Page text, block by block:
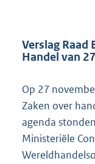
Verslag Raad
Handel van
Op 27
Zaken over
agenda
Ministeriële